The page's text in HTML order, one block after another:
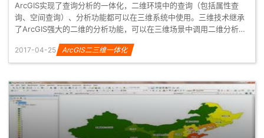
ArcGIS实现了查询分析的一体化，二维环境中的查询（包括属性查
询、空间查询）、分析功能都可以在三维系统中使用。三维技术继承
了ArcGIS强大的二维的分析功能，可以在三维场景中调用二维分析工
2017-04-25 ArcGIS二三维一体化